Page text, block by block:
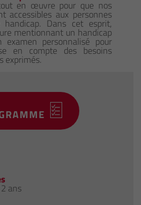
en œuvre pour que nos
accessibles aux personnes
Dans cet esprit,
mentionnant un handicap
personnalisé pour
en compte des besoins
exprimés.
ans